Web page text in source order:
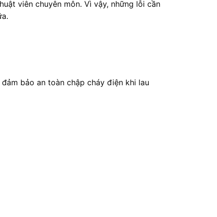
viên chuyên môn. Vì vậy, những lỗi cần
bảo an toàn chập cháy điện khi lau